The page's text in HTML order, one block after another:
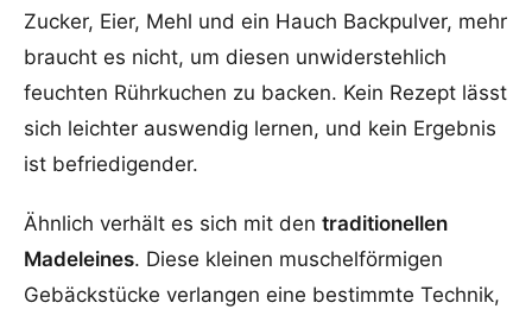
Zucker, Eier, Mehl und ein Hauch Backpulver, mehr
braucht es nicht, um diesen unwiderstehlich
feuchten Rührkuchen zu backen. Kein Rezept lässt
sich leichter auswendig lernen, und kein Ergebnis
ist befriedigender.
Ähnlich verhält es sich mit den traditionellen
Madeleines. Diese kleinen muschelförmigen
Gebäckstücke verlangen eine bestimmte Technik,